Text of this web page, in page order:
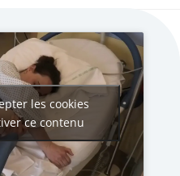
les cookies
ce contenu